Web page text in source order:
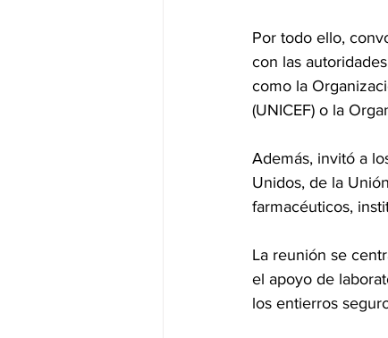
Por todo ello,
con las
como la
(UNICEF) o la
Además, invitó a
Unidos, de la
farmacéuticos,
La reunión se
el apoyo de
los entierros